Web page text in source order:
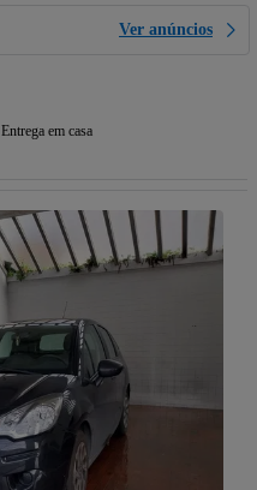
Ver anúncios
Entrega em casa